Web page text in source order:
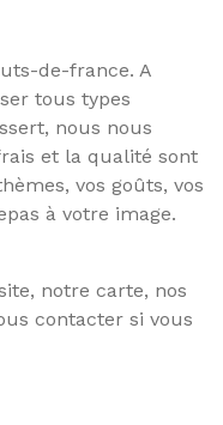
de-france. A
tous types
nous nous
et la qualité sont
vos goûts, vos
à votre image.
notre carte, nos
contacter si vous